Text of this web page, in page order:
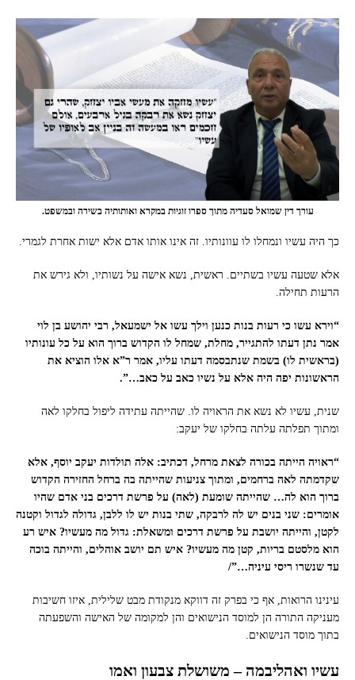
עורך דין שמואל סעדיה מתוך ספרו זוגיות במקרא ואותותיה בשירה ובמשפט.
כך היה עשיו ונמחלו לו עוונותיו. זה אינו אותו אדם אלא ישות אחרת לגמרי.
אלא שטעה עשיו בשתיים. ראשית, נשא אישה על נשותיו, ולא גירש את
הרעות תחילה.
“וירא עשו כי רעות בנות כנען וילך עשו אל ישמעאל, רבי יהושע בן לוי
אמר נתן דעתו להתגייר, מחלת, שמחל לו הקדוש ברוך הוא על כל עונותיו
(בראשית לו) בשמת שנתבסמה דעתו עליו, אמר ר”א אלו הוציא את
הראשונות יפה היה אלא על נשיו כאב על כאב…”.
שנית, עשיו לא נשא את הראויה לו. שהייתה עתידה ליפול בחלקו לאה
ומתוך תפלתה עלתה בחלקו של יעקב:
“ראויה הייתה בכורה לצאת מרחל, דכתיב: אלה תולדות יעקב יוסף, אלא
שקדמתה לאה ברחמים, ומתוך צניעות שהייתה בה ברחל החזירה הקדוש
ברוך הוא לה… שהייתה שומעת (לאה) על פרשת דרכים בני אדם שהיו
אומרים: שני בנים יש לה לרבקה, שתי בנות יש לו ללבן, גדולה לגדול וקטנה
לקטן, והייתה יושבת על פרשת דרכים ומשאלת: גדול מה מעשיו? איש רע
הוא מלסטם בריות, קטן מה מעשיו? איש תם יושב אוהלים, והייתה בוכה
עד שנשרו ריסי עיניה…”/
עינינו הרואות, אף כי בפרק זה דווקא מנקודת מבט שלילית, איזו חשיבות
מעניקה התורה הן למוסד הנישואים והן למקומה של האישה והשפעתה
בתוך מוסד הנישואים.
עשיו ואהליבמה – משושלת צבעון ואמו